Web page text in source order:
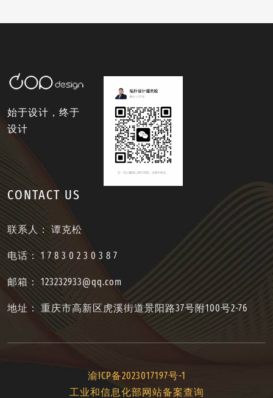
始于设计，终于
设计
CONTACT US
联系人： 谭克松
电话： 1 7 8 3 0 2 3 0 3 8 7
邮箱： 123232933@qq.com
地址： 重庆市高新区虎溪街道景阳路37号附100号2-76
渝ICP备2023017197号-1
工业和信息化部网站备案查询